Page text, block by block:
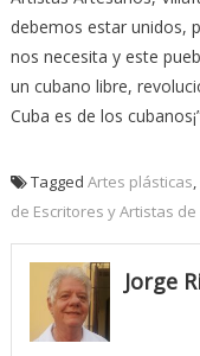
debemos estar unidos,
nos necesita y este
un cubano libre,
Cuba es de los
Tagged Artes plásticas
de Escritores y Artistas de
Jorge